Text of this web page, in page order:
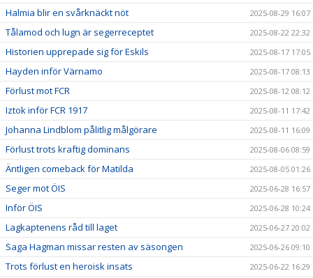
Halmia blir en svårknäckt nöt 2025-08-29 16:07
Tålamod och lugn är segerreceptet 2025-08-22 22:32
Historien upprepade sig för Eskils 2025-08-17 17:05
Hayden inför Värnamo 2025-08-17 08:13
Förlust mot FCR 2025-08-12 08:12
Iztok inför FCR 1917 2025-08-11 17:42
Johanna Lindblom pålitlig målgörare 2025-08-11 16:09
Förlust trots kraftig dominans 2025-08-06 08:59
Äntligen comeback för Matilda 2025-08-05 01:26
Seger mot ÖIS 2025-06-28 16:57
Inför ÖIS 2025-06-28 10:24
Lagkaptenens råd till laget 2025-06-27 20:02
Saga Hagman missar resten av säsongen 2025-06-26 09:10
Trots förlust en heroisk insats 2025-06-22 16:29